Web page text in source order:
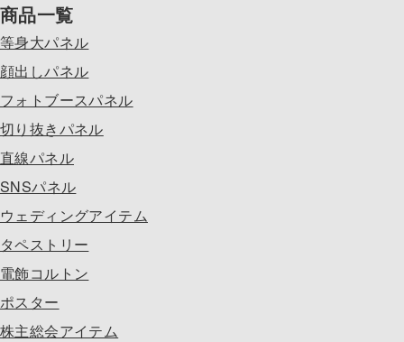
商品一覧
等身大パネル
顔出しパネル
フォトブースパネル
切り抜きパネル
直線パネル
SNSパネル
ウェディングアイテム
タペストリー
電飾コルトン
ポスター
株主総会アイテム